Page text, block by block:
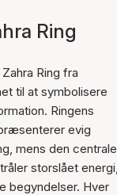
Ring
Ring fra
til at symbolisere
Ringens
evig
mens den centrale
storslået energi,
begyndelser. Hver